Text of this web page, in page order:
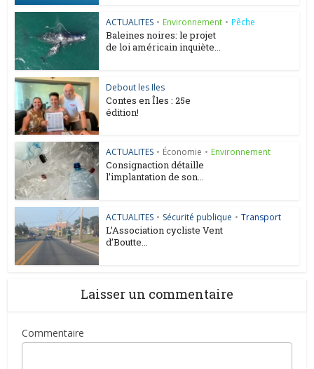
ACTUALITES • Environnement • Pêche
Baleines noires: le projet
de loi américain inquiète...
Debout les Iles
Contes en Îles : 25e
édition!
ACTUALITES • Économie • Environnement
Consignaction détaille
l’implantation de son...
ACTUALITES • Sécurité publique • Transport
L’Association cycliste Vent
d’Boutte...
Laisser un commentaire
Commentaire